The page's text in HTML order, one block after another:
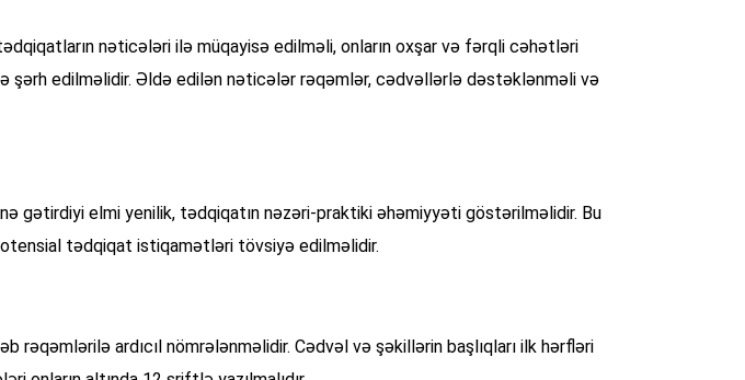
nəticələri ilə müqayisə edilməli, onların oxşar və fərqli cəhətləri
şərh edilməlidir. Əldə edilən nəticələr rəqəmlər, cədvəllərlə dəstəklənməli və
gətirdiyi elmi yenilik, tədqiqatın nəzəri-praktiki əhəmiyyəti göstərilməlidir. Bu
tədqiqat istiqamətləri tövsiyə edilməlidir.
ardıcıl nömrələnməlidir. Cədvəl və şəkillərin başlıqları ilk hərfləri